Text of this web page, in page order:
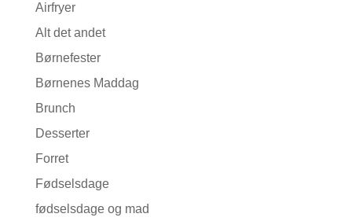
Airfryer
Alt det andet
Børnefester
Børnenes Maddag
Brunch
Desserter
Forret
Fødselsdage
fødselsdage og mad